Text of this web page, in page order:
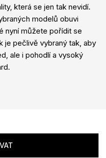
která se jen tak nevidí.
modelů obuvi
nyní můžete pořídit se
je pečlivě vybraný tak, aby
ale i pohodlí a vysoký